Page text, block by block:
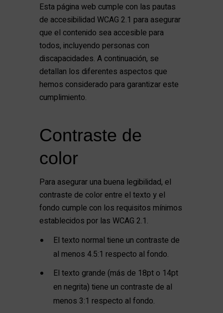
Esta página web cumple con las pautas
de accesibilidad WCAG 2.1 para asegurar
que el contenido sea accesible para
todos, incluyendo personas con
discapacidades. A continuación, se
detallan los diferentes aspectos que
hemos considerado para garantizar este
cumplimiento.
Contraste de
color
Para asegurar una buena legibilidad, el
contraste de color entre el texto y el
fondo cumple con los requisitos mínimos
establecidos por las WCAG 2.1.
El texto normal tiene un contraste de
al menos 4.5:1 respecto al fondo.
El texto grande (más de 18pt o 14pt
en negrita) tiene un contraste de al
menos 3:1 respecto al fondo.